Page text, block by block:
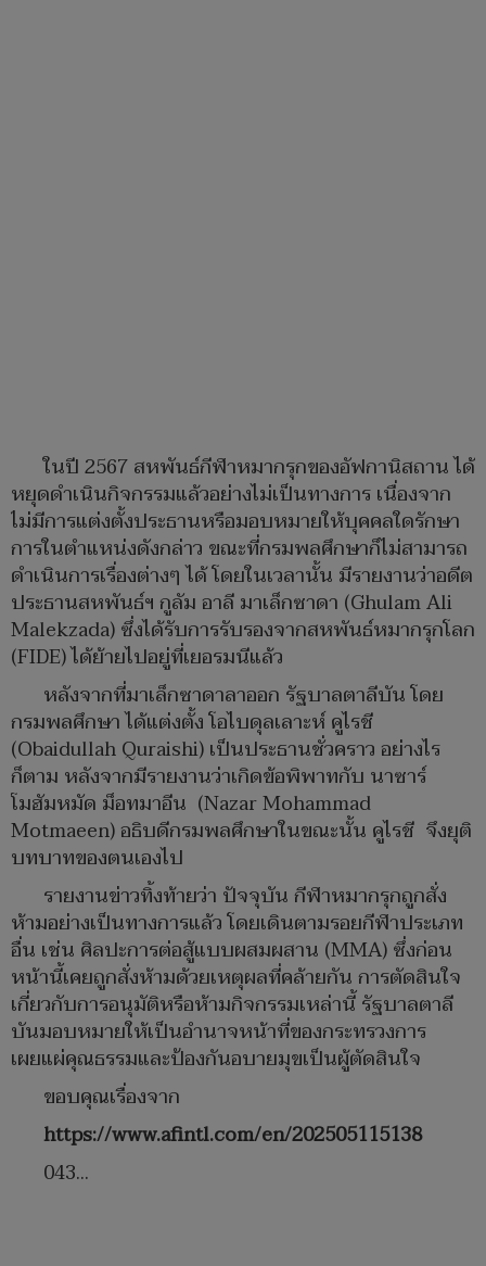
ในปี 2567 สหพันธ์กีฬาหมากรุกของอัฟกานิสถาน ได้
หยุดดำเนินกิจกรรมแล้วอย่างไม่เป็นทางการ เนื่องจาก
ไม่มีการแต่งตั้งประธานหรือมอบหมายให้บุคคลใดรักษา
การในตำแหน่งดังกล่าว ขณะที่กรมพลศึกษาก็ไม่สามารถ
ดำเนินการเรื่องต่างๆ ได้ โดยในเวลานั้น มีรายงานว่าอดีต
ประธานสหพันธ์ฯ กูลัม อาลี มาเล็กซาดา (Ghulam Ali
Malekzada) ซึ่งได้รับการรับรองจากสหพันธ์หมากรุกโลก
(FIDE) ได้ย้ายไปอยู่ที่เยอรมนีแล้ว
หลังจากที่มาเล็กซาดาลาออก รัฐบาลตาลีบัน โดย
กรมพลศึกษา ได้แต่งตั้ง โอไบดุลเลาะห์ คูไรชี
(Obaidullah Quraishi) เป็นประธานชั่วคราว อย่างไร
ก็ตาม หลังจากมีรายงานว่าเกิดข้อพิพาทกับ นาซาร์
โมฮัมหมัด ม็อทมาอีน (Nazar Mohammad
Motmaeen) อธิบดีกรมพลศึกษาในขณะนั้น คูไรชี จึงยุติ
บทบาทของตนเองไป
รายงานข่าวทิ้งท้ายว่า ปัจจุบัน กีฬาหมากรุกถูกสั่ง
ห้ามอย่างเป็นทางการแล้ว โดยเดินตามรอยกีฬาประเภท
อื่น เช่น ศิลปะการต่อสู้แบบผสมผสาน (MMA) ซึ่งก่อน
หน้านี้เคยถูกสั่งห้ามด้วยเหตุผลที่คล้ายกัน การตัดสินใจ
เกี่ยวกับการอนุมัติหรือห้ามกิจกรรมเหล่านี้ รัฐบาลตาลี
บันมอบหมายให้เป็นอำนาจหน้าที่ของกระทรวงการ
เผยแผ่คุณธรรมและป้องกันอบายมุขเป็นผู้ตัดสินใจ
ขอบคุณเรื่องจาก
https://www.afintl.com/en/202505115138
043...